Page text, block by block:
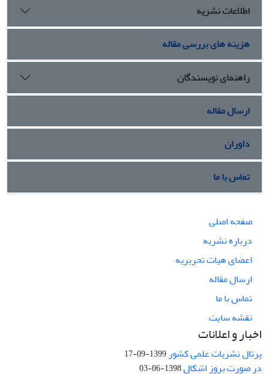
اطلاعات نشریه
هزینه های بررسی مقاله
راهنمای نویسندگان
ارسال مقاله
داوران
تماس با ما
صفحه اصلی
درباره نشریه
اعضای هیات تحریریه
ارسال مقاله
تماس با ما
نقشه سایت
اخبار و اعلانات
پرتال نشریات علمی کشور1399-09-17
در صورت بروز اشکال1398-06-03